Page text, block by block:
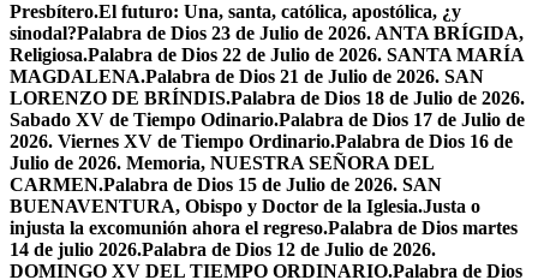
Presbítero.El futuro: Una, santa, católica, apostólica, ¿y
sinodal?Palabra de Dios 23 de Julio de 2026. ANTA BRÍGIDA,
Religiosa.Palabra de Dios 22 de Julio de 2026. SANTA MARÍA
MAGDALENA.Palabra de Dios 21 de Julio de 2026. SAN
LORENZO DE BRÍNDIS.Palabra de Dios 18 de Julio de 2026.
Sabado XV de Tiempo Odinario.Palabra de Dios 17 de Julio de
2026. Viernes XV de Tiempo Ordinario.Palabra de Dios 16 de
Julio de 2026. Memoria, NUESTRA SEÑORA DEL
CARMEN.Palabra de Dios 15 de Julio de 2026. SAN
BUENAVENTURA, Obispo y Doctor de la Iglesia.Justa o
injusta la excomunión ahora el regreso.Palabra de Dios martes
14 de julio 2026.Palabra de Dios 12 de Julio de 2026.
DOMINGO XV DEL TIEMPO ORDINARIO.Palabra de Dios